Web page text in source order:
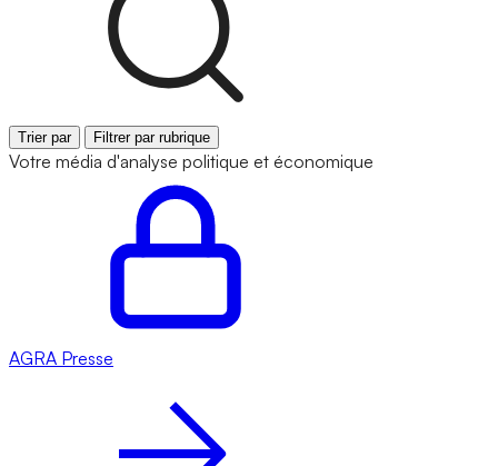
Trier par Filtrer par rubrique
Votre média d'analyse politique et économique
AGRA Presse